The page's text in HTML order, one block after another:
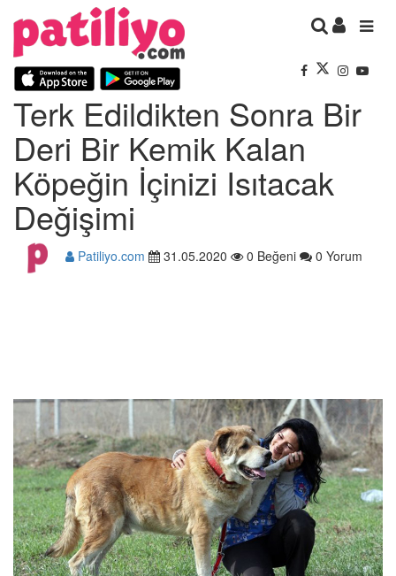
Terk Edildikten Sonra Bir
Deri Bir Kemik Kalan
Köpeğin İçinizi Isıtacak
Değişimi
Patiliyo.com 31.05.2020 0 Beğeni 0 Yorum